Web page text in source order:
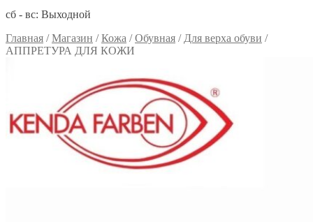
сб - вс: Выходной
Главная /Магазин /Кожа /Обувная / Для верха обуви /
АППРЕТУРА ДЛЯ КОЖИ